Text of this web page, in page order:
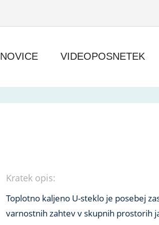
NOVICE VIDEOPOSNETEK
Kratek opis:
Toplotno kaljeno U-steklo je posebej
varnostnih zahtev v skupnih prostorih